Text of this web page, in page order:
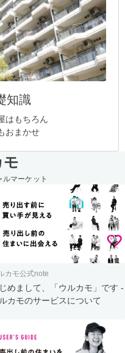
知識
はもちろん
おまかせ
モ
マーケット
カモ公式note
めまして、「ウルカモ」です -
カモのサービスについて